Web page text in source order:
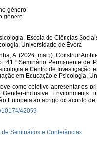
género
género
Escola de Ciências
Universidade de Évora
A. (2026, maio). Construir
41.º Seminário Permanente de
e Centro de Investigação
em Educação e Psicologia,
como objetivo apresentar os
inclusive
Europeia ao abrigo do acordo de
10174/42059
de Seminários e Conferências